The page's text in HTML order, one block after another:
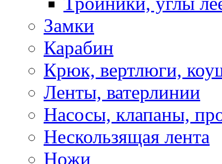
Замки
Карабин
Крюк, вертлюги,
Ленты, ватерлинии
Насосы, клапаны,
Нескользящая лента
Ножи